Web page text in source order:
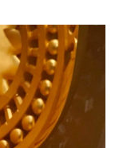
學習分享